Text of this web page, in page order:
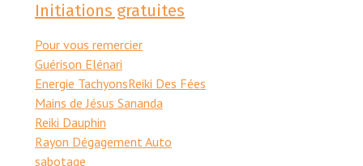
Initiations gratuites
Pour vous remercier
Guérison Elénari
Energie TachyonsReiki Des Fées
Mains de Jésus Sananda
Reiki Dauphin
Rayon Dégagement Auto
sabotage